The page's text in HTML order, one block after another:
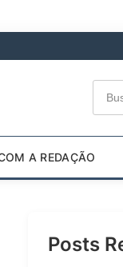
A REDAÇÃO
Posts